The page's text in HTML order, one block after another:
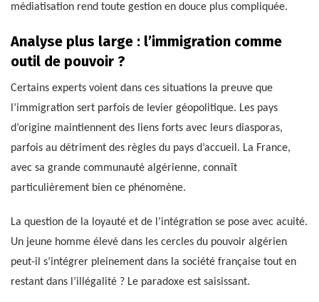
médiatisation rend toute gestion en douce plus compliquée.
Analyse plus large : l’immigration comme
outil de pouvoir ?
Certains experts voient dans ces situations la preuve que
l’immigration sert parfois de levier géopolitique. Les pays
d’origine maintiennent des liens forts avec leurs diasporas,
parfois au détriment des règles du pays d’accueil. La France,
avec sa grande communauté algérienne, connaît
particulièrement bien ce phénomène.
La question de la loyauté et de l’intégration se pose avec acuité.
Un jeune homme élevé dans les cercles du pouvoir algérien
peut-il s’intégrer pleinement dans la société française tout en
restant dans l’illégalité ? Le paradoxe est saisissant.